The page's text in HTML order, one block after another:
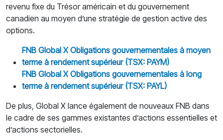
revenu fixe du Trésor américain et du gouvernement
canadien au moyen d’une stratégie de gestion active des
options.
FNB Global X Obligations gouvernementales à moyen
terme à rendement supérieur (TSX: PAYM)
FNB Global X Obligations gouvernementales à long
terme à rendement supérieur (TSX: PAYL)
De plus, Global X lance également de nouveaux FNB dans
le cadre de ses gammes existantes d’actions essentielles et
d’actions sectorielles.